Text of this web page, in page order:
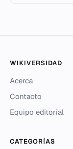
WIKIVERSIDAD
Acerca
Contacto
Equipo editorial
CATEGORÍAS